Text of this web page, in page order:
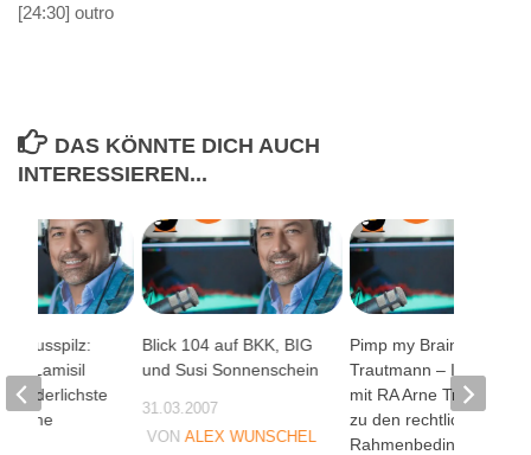
[24:30] outro
DAS KÖNNTE DICH AUCH
INTERESSIEREN...
Blick 104 auf BKK, BIG
und Susi Sonnenschein
31.03.2007
VON ALEX WUNSCHEL
Pimp my Brain, Arne
Trautmann – Interview
mit RA Arne Trautmann
zu den rechtlichen
Rahmenbedingungen
Fusspilz:
Lamisil
widerlichste